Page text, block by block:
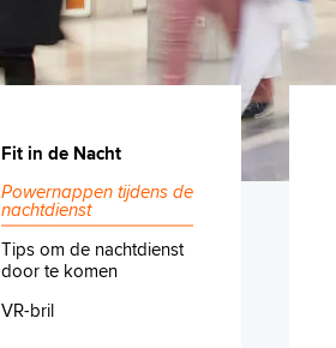
Fit in de Nacht
Powernappen tijdens de
nachtdienst
Tips om de nachtdienst
door te komen
VR-bril